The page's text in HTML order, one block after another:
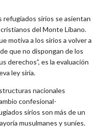
refugiados sirios se asientan
del Monte Líbano.
motiva a los sirios a volver a
que no dispongan de los
derechos”, es la evaluación
ley siria.
nacionales
confesional-
sirios son más de un
musulmanes y suníes.